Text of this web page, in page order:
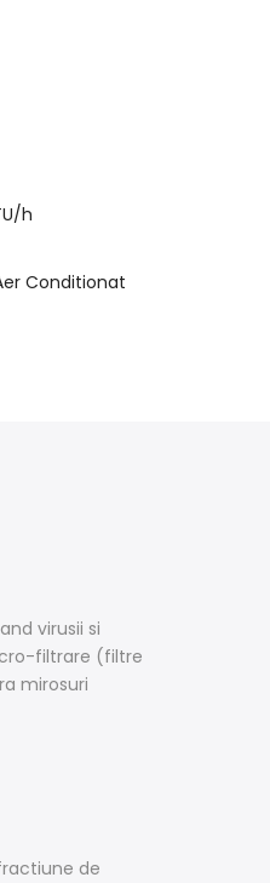
h
Conditionat
virusii si
filtrare (filtre
mirosuri
de